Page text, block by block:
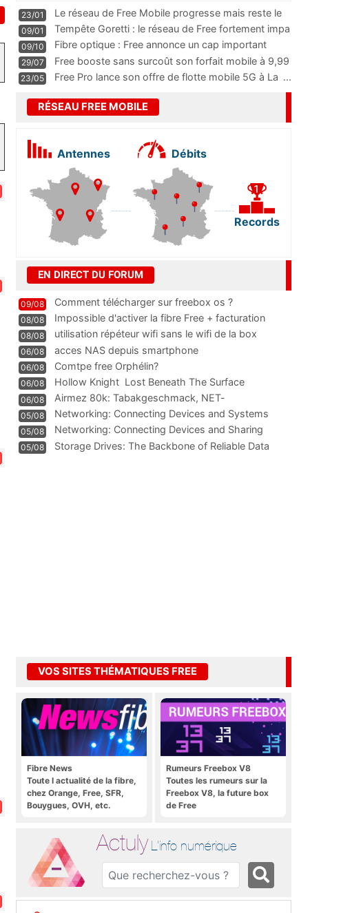
23/01
Le réseau de Free Mobile progresse mais reste le
m
...
09/01
Tempête Goretti : le réseau de Free fortement impa
09/10
Fibre optique : Free annonce un cap important
pass
...
29/07
Free booste sans surcoût son forfait mobile à 9,99
23/05 Free Pro lance son offre de flotte mobile 5G à La ...
RÉSEAU FREE MOBILE
Antennes Débits
Records
EN DIRECT DU FORUM
09/08 Comment télécharger sur freebox os ?
08/08
Impossible d'activer la fibre Free + facturation
résiliation
08/08 utilisation répéteur wifi sans le wifi de la box
06/08 acces NAS depuis smartphone
06/08 Comtpe free Orphélin?
06/08 Hollow Knight  Lost Beneath The Surface
06/08
Airmez 80k: Tabakgeschmack, NET-
Technologie und Leistung im
05/08 Networking: Connecting Devices and Systems
05/08
Networking: Connecting Devices and Sharing
Information
05/08
Storage Drives: The Backbone of Reliable Data
VOS SITES THÉMATIQUES FREE
Fibre News
Toute l actualité de la fibre,
chez Orange, Free, SFR,
Bouygues, OVH, etc.
Rumeurs Freebox V8
Toutes les rumeurs sur la
Freebox V8, la future box
de Free
Actuly L'info numérique